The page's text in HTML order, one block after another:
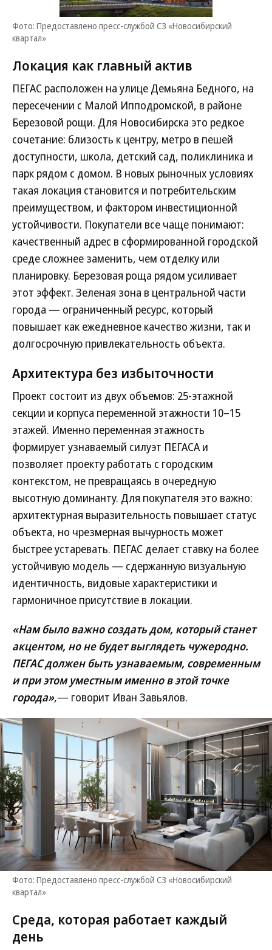
Фото: Предоставлено пресс-службой СЗ «Новосибирский
квартал»
Локация как главный актив
ПЕГАС расположен на улице Демьяна Бедного, на
пересечении с Малой Ипподромской, в районе
Березовой рощи. Для Новосибирска это редкое
сочетание: близость к центру, метро в пешей
доступности, школа, детский сад, поликлиника и
парк рядом с домом. В новых рыночных условиях
такая локация становится и потребительским
преимуществом, и фактором инвестиционной
устойчивости. Покупатели все чаще понимают:
качественный адрес в сформированной городской
среде сложнее заменить, чем отделку или
планировку. Березовая роща рядом усиливает
этот эффект. Зеленая зона в центральной части
города — ограниченный ресурс, который
повышает как ежедневное качество жизни, так и
долгосрочную привлекательность объекта.
Архитектура без избыточности
Проект состоит из двух объемов: 25-этажной
секции и корпуса переменной этажности 10–15
этажей. Именно переменная этажность
формирует узнаваемый силуэт ПЕГАСА и
позволяет проекту работать с городским
контекстом, не превращаясь в очередную
высотную доминанту. Для покупателя это важно:
архитектурная выразительность повышает статус
объекта, но чрезмерная вычурность может
быстрее устаревать. ПЕГАС делает ставку на более
устойчивую модель — сдержанную визуальную
идентичность, видовые характеристики и
гармоничное присутствие в локации.
«Нам было важно создать дом, который станет
акцентом, но не будет выглядеть чужеродно.
ПЕГАС должен быть узнаваемым, современным
и при этом уместным именно в этой точке
города»,— говорит Иван Завьялов.
Фото: Предоставлено пресс-службой СЗ «Новосибирский
квартал»
Среда, которая работает каждый
день